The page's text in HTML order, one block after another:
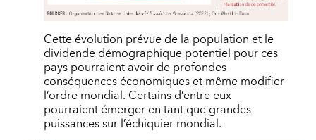
Cette évolution prévue de la population et le
dividende démographique potentiel pour ces
pays pourraient avoir de profondes
conséquences économiques et même modifier
l’ordre mondial. Certains d’entre eux
pourraient émerger en tant que grandes
puissances sur l’échiquier mondial.